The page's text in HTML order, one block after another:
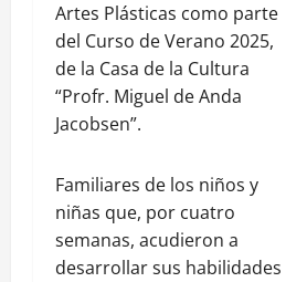
Artes Plásticas como parte
del Curso de Verano 2025,
de la Casa de la Cultura
“Profr. Miguel de Anda
Jacobsen”.
Familiares de los niños y
niñas que, por cuatro
semanas, acudieron a
desarrollar sus habilidades